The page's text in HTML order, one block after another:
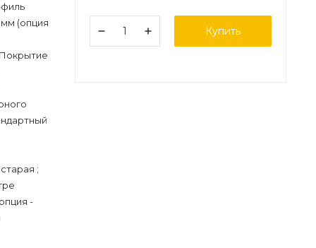
(опция
Покрытие
;
-
Купить